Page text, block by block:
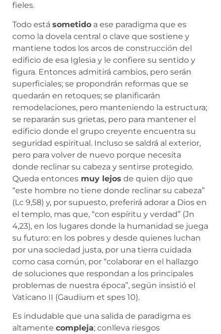
fieles.
Todo está sometido a ese paradigma que es
como la dovela central o clave que sostiene y
mantiene todos los arcos de construcción del
edificio de esa Iglesia y le confiere su sentido y
figura. Entonces admitirá cambios, pero serán
superficiales; se propondrán reformas que se
quedarán en retoques; se planificarán
remodelaciones, pero manteniendo la estructura;
se repararán sus grietas, pero para mantener el
edificio donde el grupo creyente encuentra su
seguridad espiritual. Incluso se saldrá al exterior,
pero para volver de nuevo porque necesita
donde reclinar su cabeza y sentirse protegido.
Queda entonces muy lejos de quien dijo que
“este hombre no tiene donde reclinar su cabeza”
(Lc 9,58) y, por supuesto, preferirá adorar a Dios en
el templo, mas que, “con espíritu y verdad” (Jn
4,23), en los lugares donde la humanidad se juega
su futuro: en los pobres y desde quienes luchan
por una sociedad justa, por una tierra cuidada
como casa común, por “colaborar en el hallazgo
de soluciones que respondan a los principales
problemas de nuestra época”, según insistió el
Vaticano II (Gaudium et spes 10).
Es indudable que una salida de paradigma es
altamente compleja; conlleva riesgos